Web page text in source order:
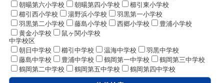
朝暘第六小学校
朝暘第四小学校
櫛引東小学校
櫛引西小学校
湯野浜小学校
羽黒第一小学校
羽黒第二小学校
藤島小学校 西郷小学校
豊浦小学校
黄金小学校
鼠ヶ関小学校
中学校区
朝日中学校
櫛引中学校 温海中学校
羽黒中学校
藤島中学校
豊浦中学校 鶴岡第一中学校
鶴岡第三中学校
鶴岡第二中学校
鶴岡第五中学校 鶴岡第四中学校